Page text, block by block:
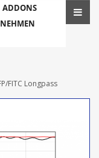
ADDONS
FITC Longpass